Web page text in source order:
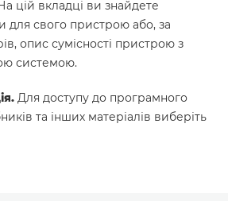
цій вкладці ви знайдете
для свого пристрою або, за
опис сумісності пристрою з
системою.
Для доступу до програмного
та інших матеріалів виберіть